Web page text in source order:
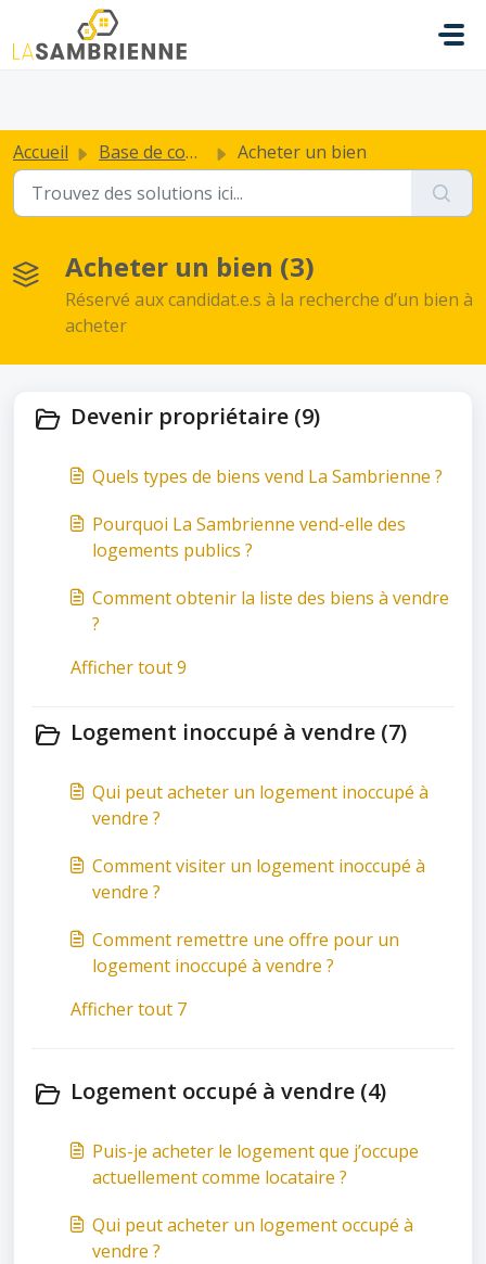
Passer au contenu principal
Accueil Base de connaissances Acheter un bien
Acheter un bien (3)
Réservé aux candidat.e.s à la recherche d’un bien à
acheter
Devenir propriétaire (9)
Quels types de biens vend La Sambrienne ?
Pourquoi La Sambrienne vend-elle des
logements publics ?
Comment obtenir la liste des biens à vendre
?
Afficher tout 9
Logement inoccupé à vendre (7)
Qui peut acheter un logement inoccupé à
vendre ?
Comment visiter un logement inoccupé à
vendre ?
Comment remettre une offre pour un
logement inoccupé à vendre ?
Afficher tout 7
Logement occupé à vendre (4)
Puis-je acheter le logement que j’occupe
actuellement comme locataire ?
Qui peut acheter un logement occupé à
vendre ?